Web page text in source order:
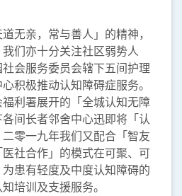
无亲，常与善人」的精神，
们亦十分关注社区弱势人
会服务委员会辖下五间护理
积极推动认知障碍症服务。
利署展开的「全城认知无障
间长者邻舍中心迅即将「认
零一九年我们又配合「智友
社合作」的模式在可聚、可
患有轻度及中度认知障碍的
培训及支援服务。